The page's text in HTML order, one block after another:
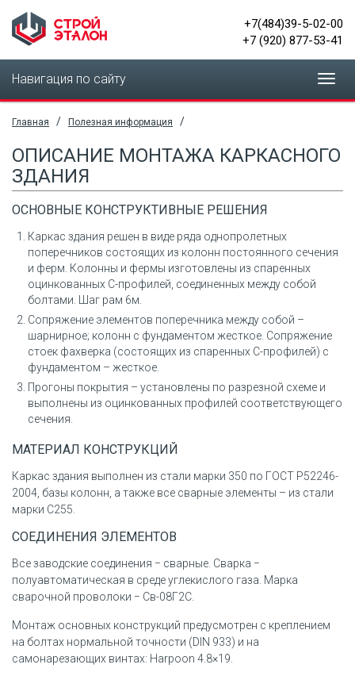
+7(484)39-5-02-00
+7 (920) 877-53-41
Навигация по сайту
Главная / Полезная информация /
ОПИСАНИЕ МОНТАЖА КАРКАСНОГО
ЗДАНИЯ
ОСНОВНЫЕ КОНСТРУКТИВНЫЕ РЕШЕНИЯ
Каркас здания решен в виде ряда однопролетных
поперечников состоящих из колонн постоянного сечения
и ферм. Колонны и фермы изготовлены из спаренных
оцинкованных С-профилей, соединенных между собой
болтами. Шаг рам 6м.
Сопряжение элементов поперечника между собой –
шарнирное; колонн с фундаментом жесткое. Сопряжение
стоек фахверка (состоящих из спаренных С-профилей) с
фундаментом – жесткое.
Прогоны покрытия – установлены по разрезной схеме и
выполнены из оцинкованных профилей соответствующего
сечения.
МАТЕРИАЛ КОНСТРУКЦИЙ
Каркас здания выполнен из стали марки 350 по ГОСТ Р52246-
2004, базы колонн, а также все сварные элементы – из стали
марки С255.
СОЕДИНЕНИЯ ЭЛЕМЕНТОВ
Все заводские соединения − сварные. Сварка −
полуавтоматическая в среде углекислого газа. Марка
сварочной проволоки − Св-08Г2С.
Монтаж основных конструкций предусмотрен с креплением
на болтах нормальной точности (DIN 933) и на
самонарезающих винтах: Harpoon 4.8×19.